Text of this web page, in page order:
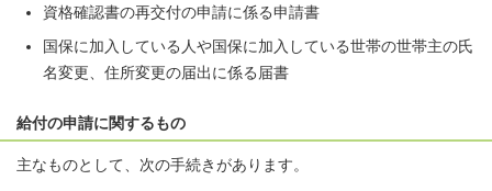
資格確認書の再交付の申請に係る申請書
国保に加入している人や国保に加入している世帯の世帯主の氏
名変更、住所変更の届出に係る届書
給付の申請に関するもの
主なものとして、次の手続きがあります。